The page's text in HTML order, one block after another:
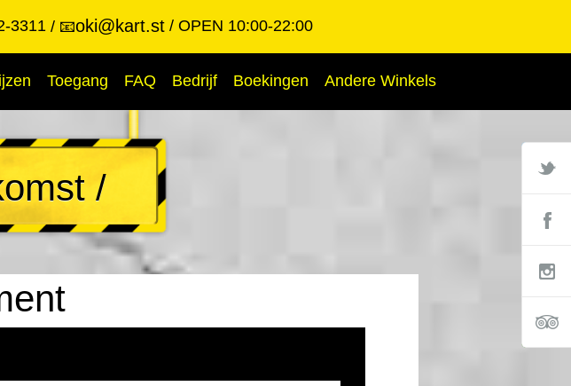
3311 📧oki@kart.st OPEN 10:00-22:00
Toegang FAQ Bedrijf Boekingen Andere Winkels
/